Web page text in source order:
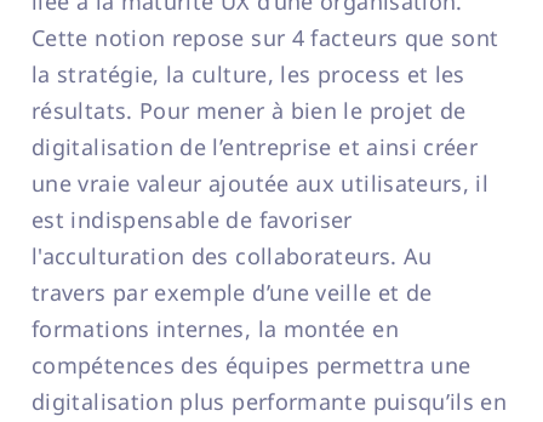
Cette notion repose sur 4 facteurs que sont
la stratégie, la culture, les process et les
résultats. Pour mener à bien le projet de
digitalisation de l’entreprise et ainsi créer
une vraie valeur ajoutée aux utilisateurs, il
est indispensable de favoriser
l'acculturation des collaborateurs. Au
travers par exemple d’une veille et de
formations internes, la montée en
compétences des équipes permettra une
digitalisation plus performante puisqu’ils en